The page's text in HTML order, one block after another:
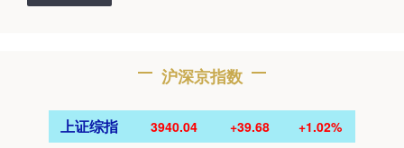
沪深京指数
上证综指 3940.04 +39.68 +1.02%